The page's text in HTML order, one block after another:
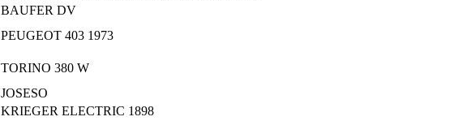
BAUFER DV
PEUGEOT 403 1973
TORINO 380 W
JOSESO
KRIEGER ELECTRIC 1898